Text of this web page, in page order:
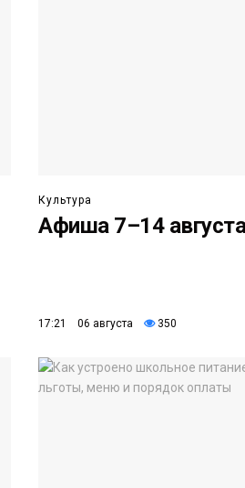
Культура
Афиша 7–14
17:21 06 августа 350